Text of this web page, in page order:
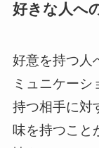
好きな人へ
好意を持つ人
ミュニケーシ
持つ相手に対
味を持つこと